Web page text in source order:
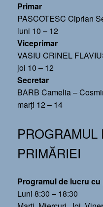
Primar
PASCOTESC Ciprian
luni 10 – 12
Viceprimar
VASIU CRINEL
joi 10 – 12
Secretar
BARB Camelia –
marți 12 – 14
PROGRAMUL
PRIMĂRIEI
Programul de lucru
Luni 8:30 – 18:30